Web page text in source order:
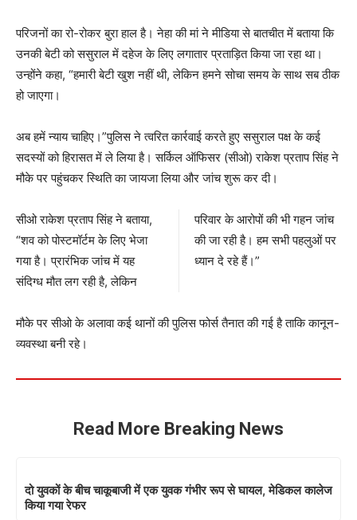
परिजनों का रो-रोकर बुरा हाल है। नेहा की मां ने मीडिया से बातचीत में बताया कि
उनकी बेटी को ससुराल में दहेज के लिए लगातार प्रताड़ित किया जा रहा था।
उन्होंने कहा, “हमारी बेटी खुश नहीं थी, लेकिन हमने सोचा समय के साथ सब ठीक
हो जाएगा।
अब हमें न्याय चाहिए।”पुलिस ने त्वरित कार्रवाई करते हुए ससुराल पक्ष के कई
सदस्यों को हिरासत में ले लिया है। सर्किल ऑफिसर (सीओ) राकेश प्रताप सिंह ने
मौके पर पहुंचकर स्थिति का जायजा लिया और जांच शुरू कर दी।
सीओ राकेश प्रताप सिंह ने बताया,
“शव को पोस्टमॉर्टम के लिए भेजा
गया है। प्रारंभिक जांच में यह
संदिग्ध मौत लग रही है, लेकिन
परिवार के आरोपों की भी गहन जांच
की जा रही है। हम सभी पहलुओं पर
ध्यान दे रहे हैं।”
मौके पर सीओ के अलावा कई थानों की पुलिस फोर्स तैनात की गई है ताकि कानून-
व्यवस्था बनी रहे।
Read More Breaking News
दो युवकों के बीच चाकूबाजी में एक युवक गंभीर रूप से घायल, मेडिकल कालेज
किया गया रेफर